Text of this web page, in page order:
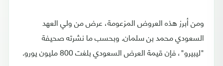
ومن أبرز هذه العروض المزعومة، عرض من ولي العهد
السعودي محمد بن سلمان. وبحسب ما نشرته صحيفة
"ليبيرو"، فإن قيمة العرض السعودي بلغت 800 مليون يورو.